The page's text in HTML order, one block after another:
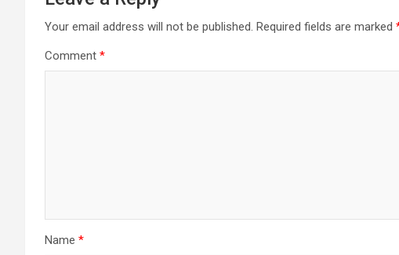
Your email address will not be published. Required fields are marked
Comment *
Name *